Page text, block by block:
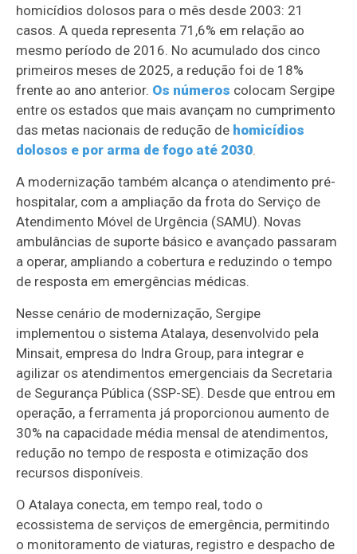
homicídios dolosos para o mês desde 2003: 21
casos. A queda representa 71,6% em relação ao
mesmo período de 2016. No acumulado dos cinco
primeiros meses de 2025, a redução foi de 18%
frente ao ano anterior. Os números colocam Sergipe
entre os estados que mais avançam no cumprimento
das metas nacionais de redução de homicídios
dolosos e por arma de fogo até 2030.
A modernização também alcança o atendimento pré-
hospitalar, com a ampliação da frota do Serviço de
Atendimento Móvel de Urgência (SAMU). Novas
ambulâncias de suporte básico e avançado passaram
a operar, ampliando a cobertura e reduzindo o tempo
de resposta em emergências médicas.
Nesse cenário de modernização, Sergipe
implementou o sistema Atalaya, desenvolvido pela
Minsait, empresa do Indra Group, para integrar e
agilizar os atendimentos emergenciais da Secretaria
de Segurança Pública (SSP-SE). Desde que entrou em
operação, a ferramenta já proporcionou aumento de
30% na capacidade média mensal de atendimentos,
redução no tempo de resposta e otimização dos
recursos disponíveis.
O Atalaya conecta, em tempo real, todo o
ecossistema de serviços de emergência, permitindo
o monitoramento de viaturas, registro e despacho de